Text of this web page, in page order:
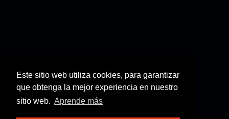
Este sitio web utiliza cookies, para garantizar
que obtenga la mejor experiencia en nuestro
sitio web. Aprende más